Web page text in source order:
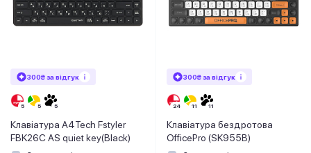
300₴ за відгук
Клавіатура A4Tech Fstyler
FBK26C AS quiet key(Black)
300₴ за відгук
Клавіатура бездротова
OfficePro (SK955B)